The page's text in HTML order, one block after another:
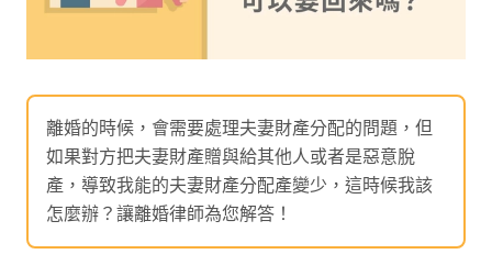
離婚的時候，會需要處理夫妻財產分配的問題，但
如果對方把夫妻財產贈與給其他人或者是惡意脫
產，導致我能的夫妻財產分配產變少，這時候我該
怎麼辦？讓離婚律師為您解答！